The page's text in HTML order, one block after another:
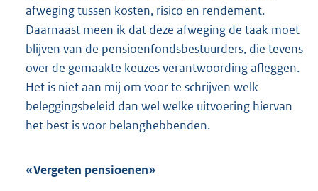
afweging tussen kosten, risico en rendement.
Daarnaast meen ik dat deze afweging de taak moet
blijven van de pensioenfondsbestuurders, die tevens
over de gemaakte keuzes verantwoording afleggen.
Het is niet aan mij om voor te schrijven welk
beleggingsbeleid dan wel welke uitvoering hiervan
het best is voor belanghebbenden.
«Vergeten pensioenen»